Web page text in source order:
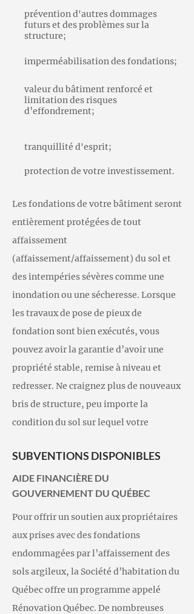
membranes de fondation.
prévention d'autres dommages
futurs et des problèmes sur la
structure;
imperméabilisation des fondations;
valeur du bâtiment renforcé et
limitation des risques
d’effondrement;
tranquillité d'esprit;
protection de votre investissement.
Les fondations de votre bâtiment seront
entièrement protégées de tout
affaissement
(affaissement/affaissement) du sol et
des intempéries sévères comme une
inondation ou une sécheresse. Lorsque
les travaux de pose de pieux de
fondation sont bien exécutés, vous
pouvez avoir la garantie d’avoir une
propriété stable, remise à niveau et
redresser. Ne craignez plus de nouveaux
bris de structure, peu importe la
condition du sol sur lequel votre
hydrauliques assurent l’étanchéité et le
renforcement des murs.
SUBVENTIONS DISPONIBLES
AIDE FINANCIÈRE DU
GOUVERNEMENT DU QUÉBEC
Pour offrir un soutien aux propriétaires
aux prises avec des fondations
endommagées par l’affaissement des
sols argileux, la Société d’habitation du
Québec offre un programme appelé
Rénovation Québec. De nombreuses